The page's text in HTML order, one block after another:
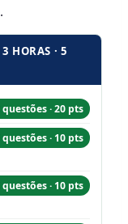
HORAS · 5
questões · 20 pts
questões · 10 pts
questões · 10 pts